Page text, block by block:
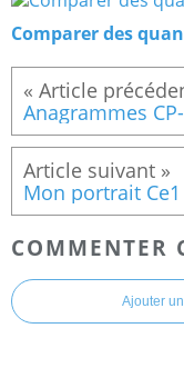
Comparer des
Anagrammes
Mon portrait Ce1
COMMENTER
Ajouter